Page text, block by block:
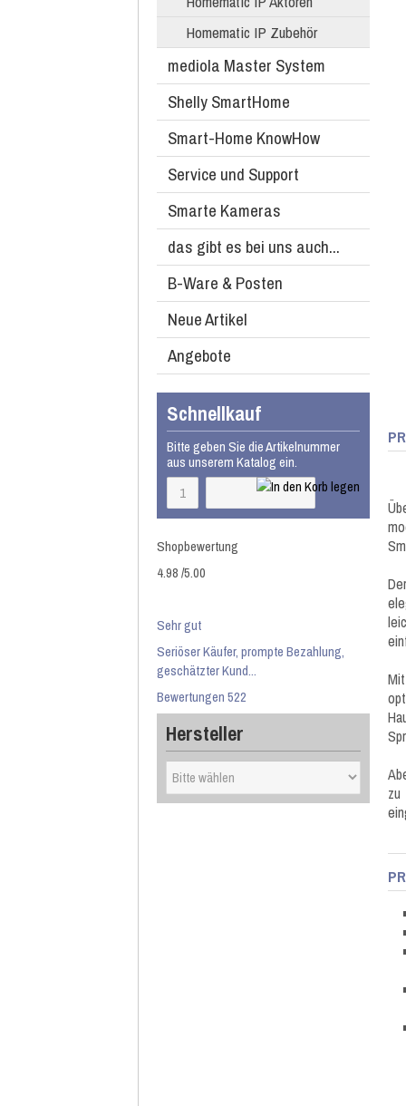
Homematic IP Zubehör
mediola Master System
Shelly SmartHome
Smart-Home KnowHow
Service und Support
Smarte Kameras
das gibt es bei uns auch...
B-Ware & Posten
Neue Artikel
Angebote
Schnellkauf
Bitte geben Sie die Artikelnummer
aus unserem Katalog ein.
Shopbewertung
4.98/5.00
Sehr gut
Seriöser Käufer, prompte Bezahlung,
geschätzter Kund...
Bewertungen 522
Hersteller